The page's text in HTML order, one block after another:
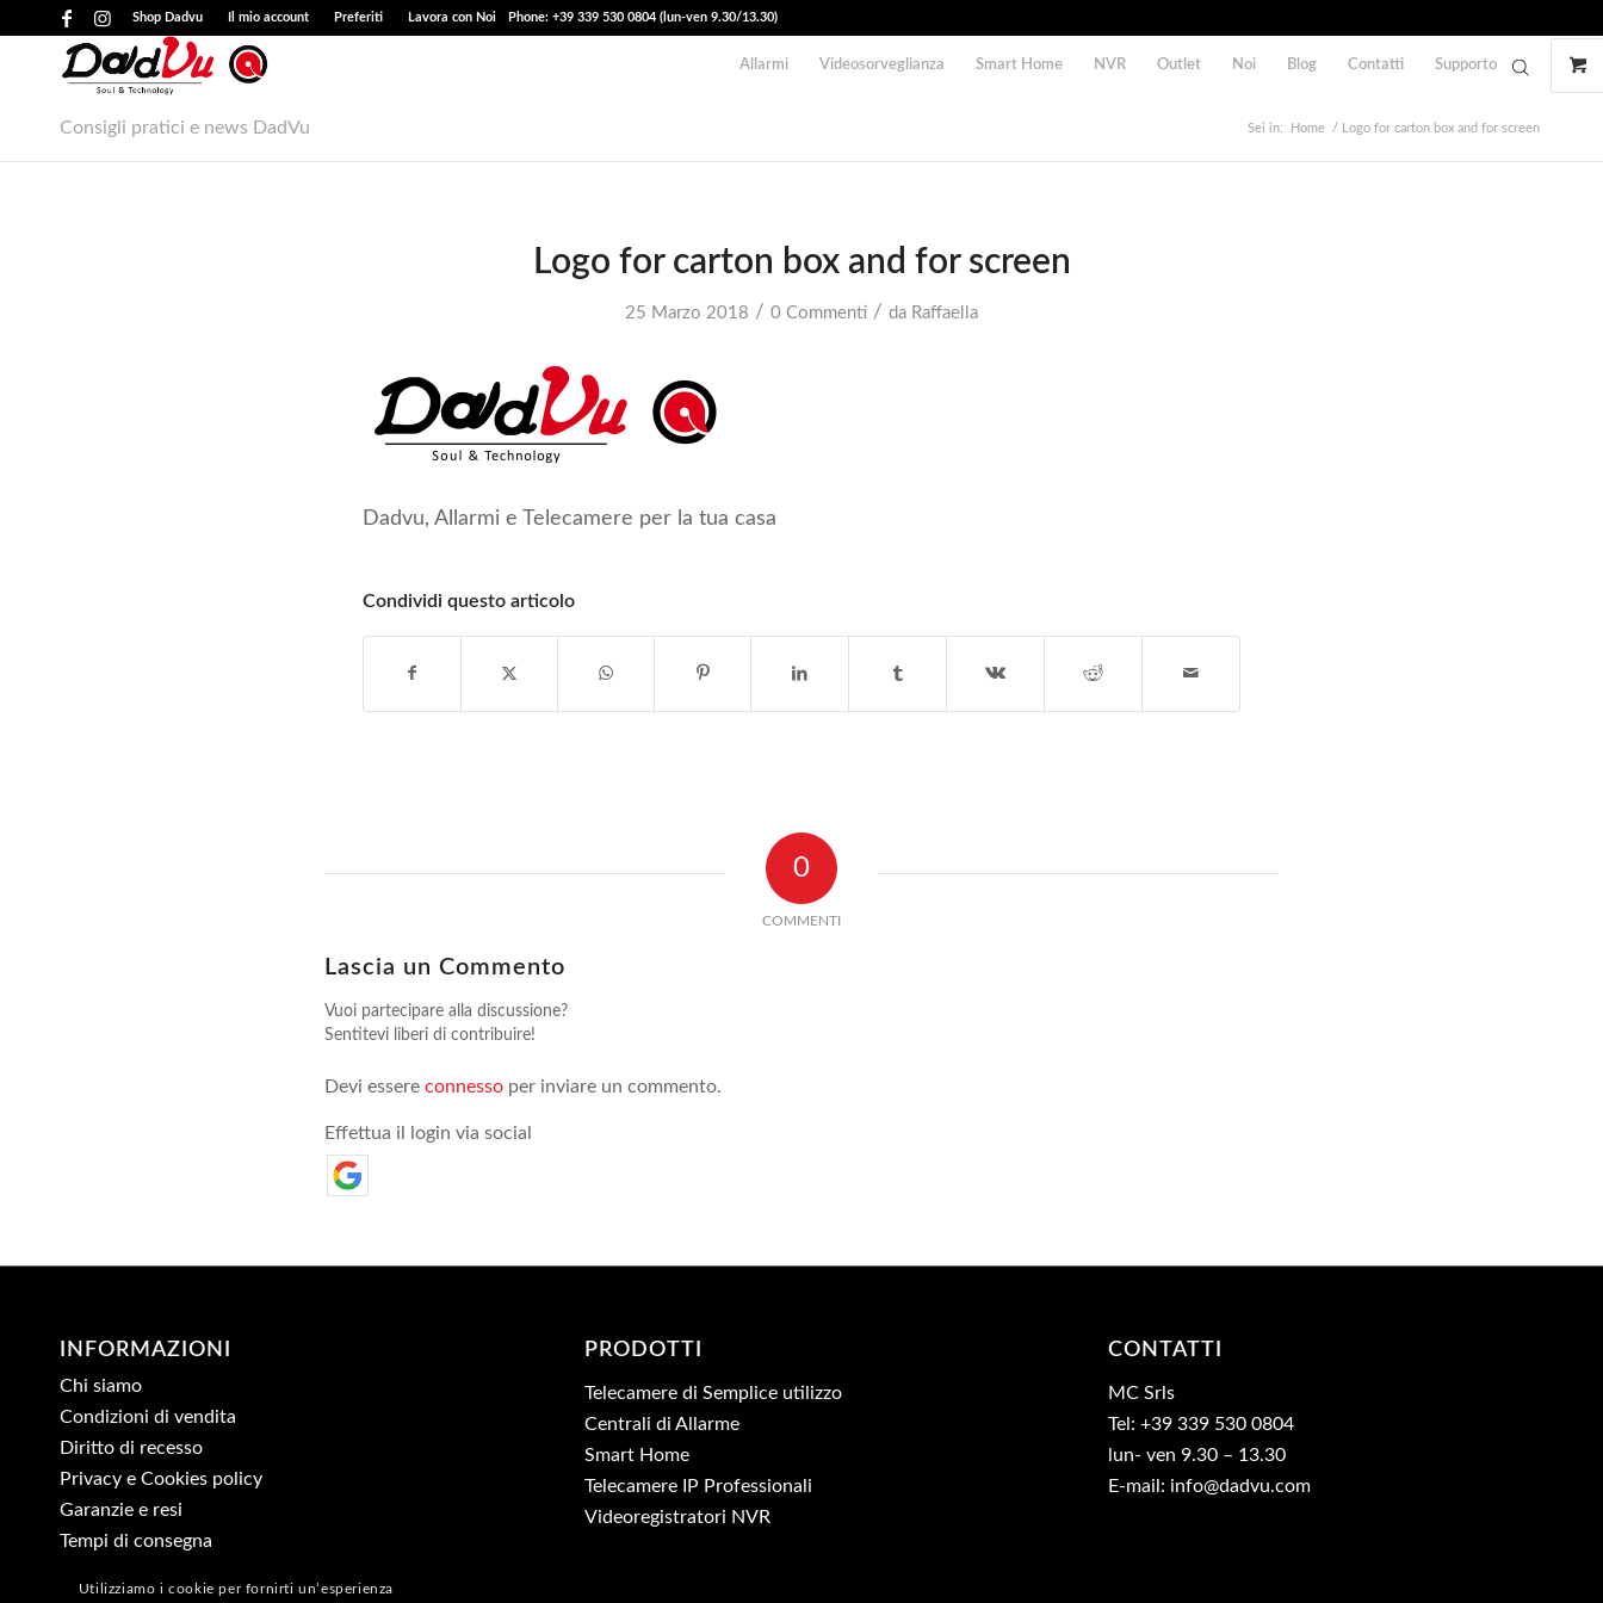
Shop Dadvu Il mio account Preferiti Lavora con Noi Phone: +39 339 530 0804 (lun-ven 9.30/13.30)
Allarmi Videosorveglianza Smart Home NVR Outlet Noi Blog Contatti Supporto
Consigli pratici e news DadVu Sei in: Home / Logo for carton box and for screen
Logo for carton box and for screen
25 Marzo 2018 / 0 Commenti / da Raffaella
Dadvu, Allarmi e Telecamere per la tua casa
Condividi questo articolo
0
COMMENTI
Lascia un Commento
Vuoi partecipare alla discussione?
Sentitevi liberi di contribuire!
Devi essere connesso per inviare un commento.
Effettua il login via social
INFORMAZIONI
Chi siamo
Condizioni di vendita
Diritto di recesso
Privacy e Cookies policy
Garanzie e resi
Tempi di consegna
PRODOTTI
Telecamere di Semplice utilizzo
Centrali di Allarme
Smart Home
Telecamere IP Professionali
Videoregistratori NVR
CONTATTI
MC Srls
Tel: +39 339 530 0804
lun- ven 9.30 – 13.30
E-mail: info@dadvu.com
Utilizziamo i cookie per fornirti un’esperienza